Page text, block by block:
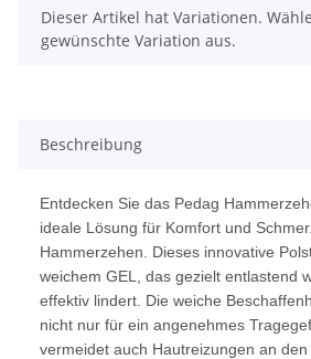
x
Dieser Artikel hat Variationen.
gewünschte Variation aus.
Beschreibung
Entdecken Sie das Pedag
ideale Lösung für Komfort und
Hammerzehen. Dieses innovative
weichem GEL, das gezielt entlastend
effektiv lindert. Die weiche
nicht nur für ein angenehmes
vermeidet auch Hautreizungen an